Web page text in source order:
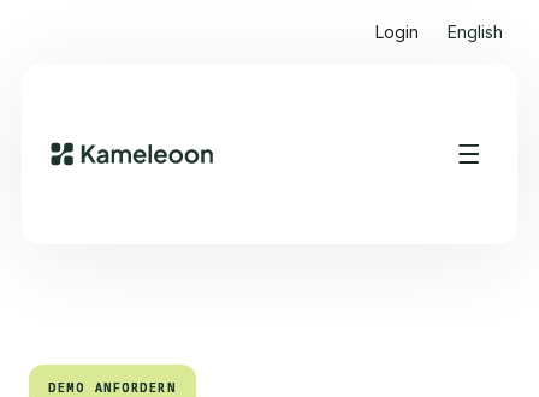
Login English
Quick Links
DEMO ANFORDERN
DEMO ANFORDERN